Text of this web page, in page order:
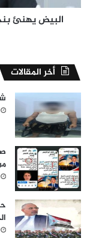
السلمي
البيض يهنئ
أخر المقالات